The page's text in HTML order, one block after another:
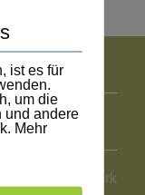
by mediawerk
ist es für
um die
und andere
Mehr